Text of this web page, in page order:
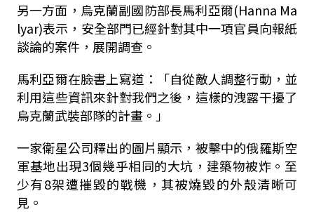
另一方面，烏克蘭副國防部長馬利亞爾(Hanna Ma
lyar)表示，安全部門已經針對其中一項官員向報紙
談論的案件，展開調查。
馬利亞爾在臉書上寫道：「自從敵人調整行動，並
利用這些資訊來針對我們之後，這樣的洩露干擾了
烏克蘭武裝部隊的計畫。」
一家衛星公司釋出的圖片顯示，被擊中的俄羅斯空
軍基地出現3個幾乎相同的大坑，建築物被炸。至
少有8架遭摧毀的戰機，其被燒毀的外殼清晰可
見。